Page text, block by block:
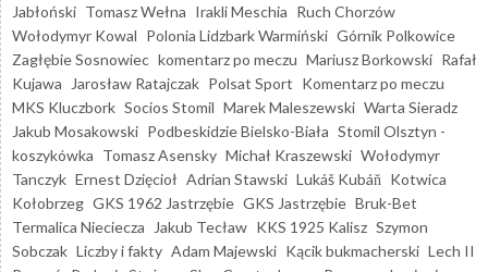
Jabłoński Tomasz Wełna Irakli Meschia Ruch Chorzów
Wołodymyr Kowal Polonia Lidzbark Warmiński Górnik Polkowice
Zagłębie Sosnowiec komentarz po meczu Mariusz Borkowski Rafał
Kujawa
Jarosław Ratajczak Polsat Sport Komentarz po meczu
MKS Kluczbork Socios Stomil Marek Maleszewski Warta Sieradz
Jakub Mosakowski Podbeskidzie Bielsko-Biała Stomil Olsztyn -
koszykówka Tomasz Asensky Michał Kraszewski Wołodymyr
Tanczyk Ernest Dzięcioł Adrian Stawski Lukáš Kubáň Kotwica
Kołobrzeg GKS 1962 Jastrzębie GKS Jastrzębie Bruk-Bet
Termalica Nieciecza
Jakub Tecław KKS 1925 Kalisz Szymon
Sobczak Liczby i fakty Adam Majewski Kącik bukmacherski Lech II